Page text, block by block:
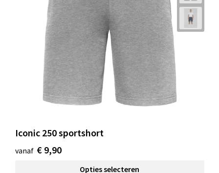
Iconic 250 sportshort
vanaf € 9,90
Opties selecteren